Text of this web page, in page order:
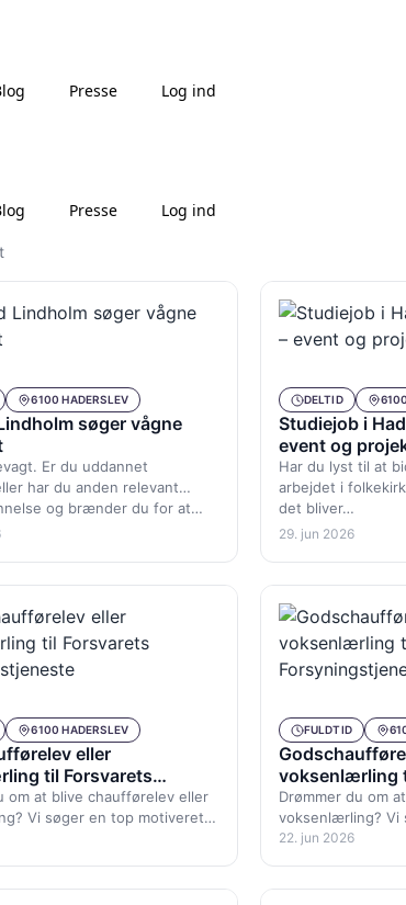
Presse Log ind
Presse Log ind
6100 HADERSLEV
søger vågne
Er du uddannet
har du anden relevant
og brænder du for at…
DELTID
Studiejob i
event og
Har du lyst til at
arbejdet i
det bliver…
29. jun 2026
6100 HADERSLEV
eller
til Forsvarets
om at blive chaufførelev eller
Vi søger en top motiveret
ung som ældre med…
FULDTID
voksenlærling
Drømmer du om
voksenlærling? Vi
22. jun 2026